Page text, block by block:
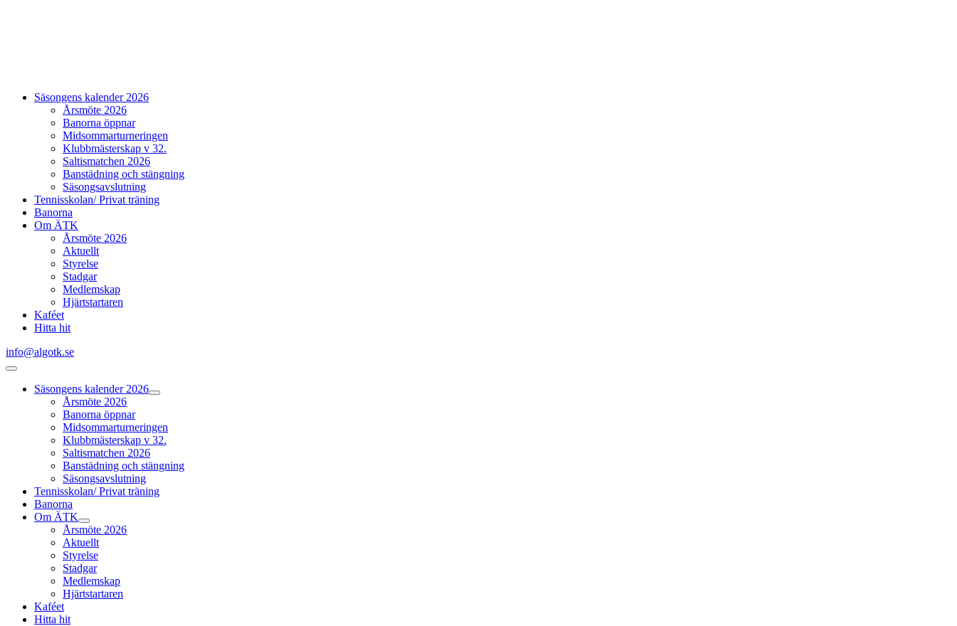
Säsongens kalender 2026
Årsmöte 2026
Banorna öppnar
Midsommarturneringen
Klubbmästerskap v 32.
Saltismatchen 2026
Banstädning och stängning
Säsongsavslutning
Tennisskolan/ Privat träning
Banorna
Om ÄTK
Årsmöte 2026
Aktuellt
Styrelse
Stadgar
Medlemskap
Hjärtstartaren
Kaféet
Hitta hit
info@algotk.se
Säsongens kalender 2026
Årsmöte 2026
Banorna öppnar
Midsommarturneringen
Klubbmästerskap v 32.
Saltismatchen 2026
Banstädning och stängning
Säsongsavslutning
Tennisskolan/ Privat träning
Banorna
Om ÄTK
Årsmöte 2026
Aktuellt
Styrelse
Stadgar
Medlemskap
Hjärtstartaren
Kaféet
Hitta hit